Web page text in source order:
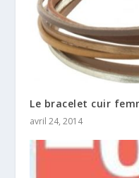
Le bracelet cuir
avril 24, 2014